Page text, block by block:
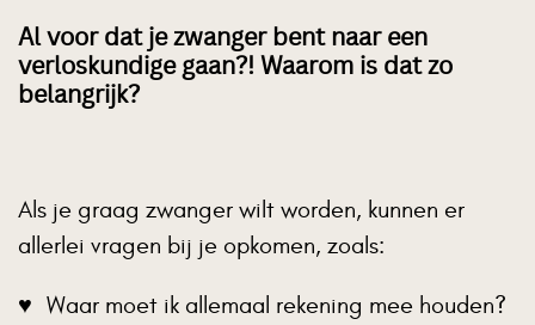
Al voor dat je zwanger bent naar een
verloskundige gaan?! Waarom is dat zo
belangrijk?
Als je graag zwanger wilt worden, kunnen er
allerlei vragen bij je opkomen, zoals:
Waar moet ik allemaal rekening mee houden?